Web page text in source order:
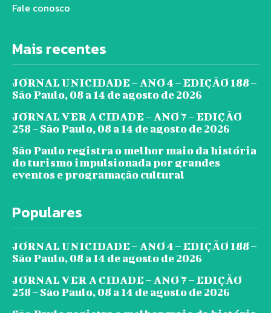
Fale conosco
Mais recentes
JORNAL UNICIDADE – ANO 4 – EDIÇÃO 188 –
São Paulo, 08 a 14 de agosto de 2026
JORNAL VER A CIDADE – ANO 7 – EDIÇÃO
258 – São Paulo, 08 a 14 de agosto de 2026
São Paulo registra o melhor maio da história
do turismo impulsionada por grandes
eventos e programação cultural
Populares
JORNAL UNICIDADE – ANO 4 – EDIÇÃO 188 –
São Paulo, 08 a 14 de agosto de 2026
JORNAL VER A CIDADE – ANO 7 – EDIÇÃO
258 – São Paulo, 08 a 14 de agosto de 2026